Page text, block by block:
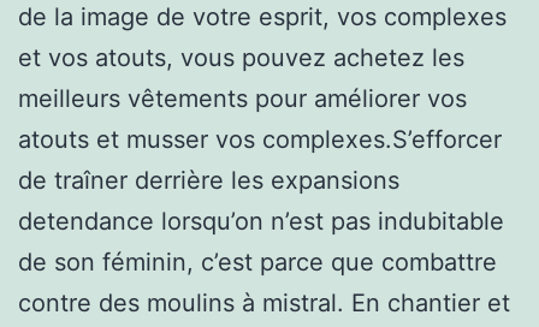
de la image de votre esprit, vos complexes
et vos atouts, vous pouvez achetez les
meilleurs vêtements pour améliorer vos
atouts et musser vos complexes.S’efforcer
de traîner derrière les expansions
detendance lorsqu’on n’est pas indubitable
de son féminin, c’est parce que combattre
contre des moulins à mistral. En chantier et